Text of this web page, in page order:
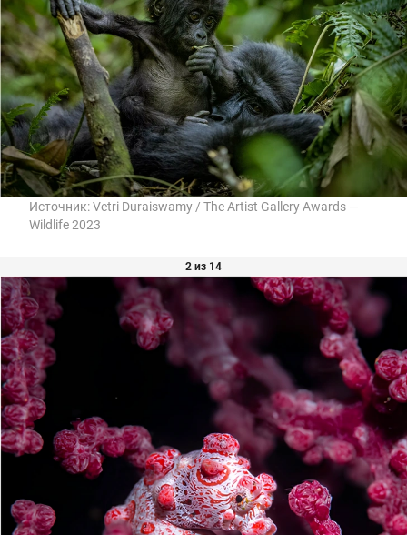
Источник:Vetri Duraiswamy / The Artist Gallery Awards —
Wildlife 2023
2 из 14